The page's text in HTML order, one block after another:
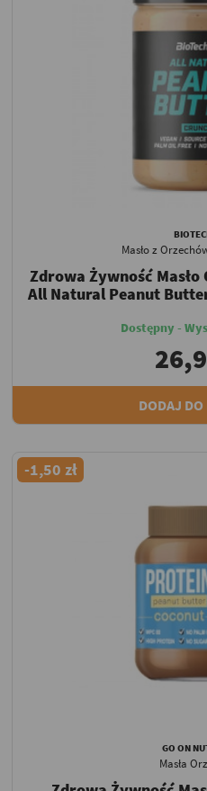
Masło z
Zdrowa Żywność Masło
All Natural Peanut
Dostępny -
DODAJ
-1,50 zł
GO ON
Masła